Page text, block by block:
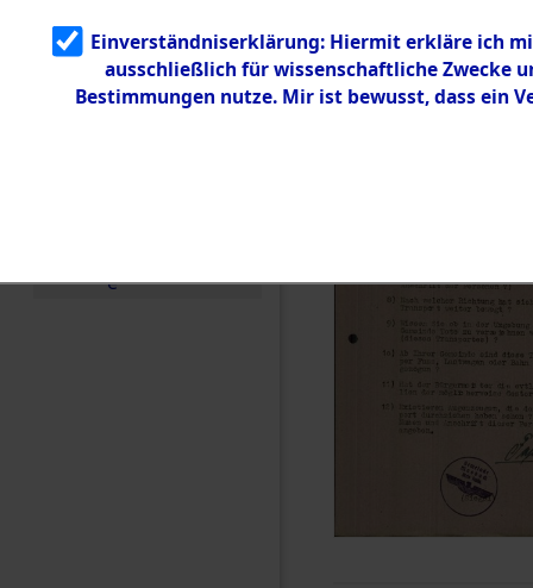
g
5.3.3
Todesmärsch
e
Einverständniserklärung: Hiermit erkläre ich
ausschließlich für wissenschaftliche Zwecke
Bestimmungen nutze. Mir ist bewusst, dass ein